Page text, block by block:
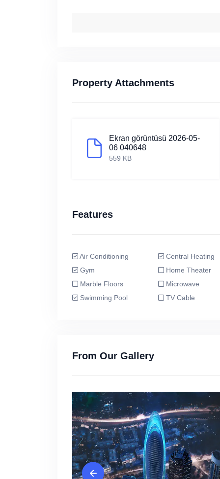
Property Attachments
Ekran görüntüsü 2026-05-
06 040648
559 KB
Features
Air Conditioning
Central Heating
Gym
Home Theater
Marble Floors
Microwave
Swimming Pool
TV Cable
From Our Gallery